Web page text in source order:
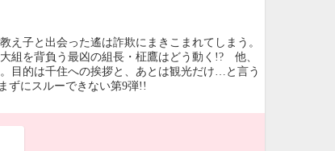
え子と出会った遙は詐欺にまきこまれてしまう。
組を背負う最凶の組長・柾鷹はどう動く!? 他、
目的は千住への挨拶と、あとは観光だけ…と言う
ずにスルーできない第9弾!!